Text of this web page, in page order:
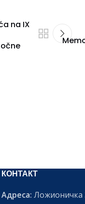
na IX
КОНТАКТ
Адреса: Ложионичка